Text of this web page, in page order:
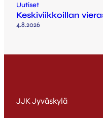
Uutiset
Keskiviikkoillan
4.8.2026
JJK Jyväskylä